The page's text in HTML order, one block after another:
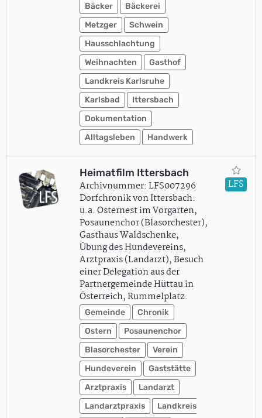
Bäcker
Bäckerei
Metzger
Schwein
Hausschlachtung
Weihnachten
Gasthof
Landkreis Karlsruhe
Karlsbad
Ittersbach
Dokumentation
Alltagsleben
Handwerk
Heimatfilm Ittersbach
Archivnummer: LFS007296
Dorfchronik von Ittersbach:
u.a. Osternest im Vorgarten,
Posaunenchor (Blasorchester),
Gasthaus Waldschenke,
Übung des Hundevereins,
Arztpraxis (Landarzt), Besuch
einer Delegation aus der
Partnergemeinde Hüttau in
Österreich, Rummelplatz.
Gemeinde
Chronik
Ostern
Posaunenchor
Blasorchester
Verein
Hundeverein
Gaststätte
Arztpraxis
Landarzt
Landarztpraxis
Landkreis
LFS